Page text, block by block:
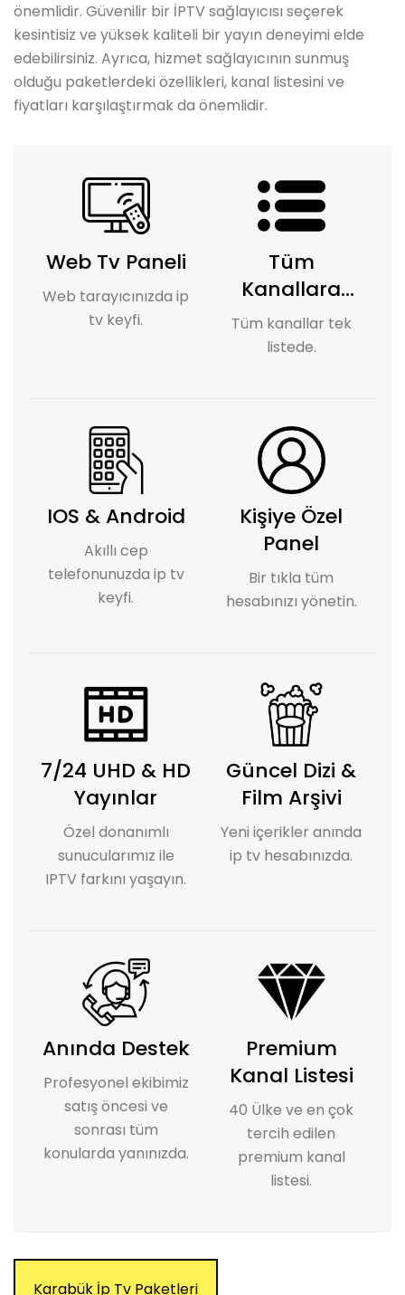
önemlidir. Güvenilir bir İPTV sağlayıcısı seçerek
kesintisiz ve yüksek kaliteli bir yayın deneyimi elde
edebilirsiniz. Ayrıca, hizmet sağlayıcının sunmuş
olduğu paketlerdeki özellikleri, kanal listesini ve
fiyatları karşılaştırmak da önemlidir.
Web Tv Paneli
Web tarayıcınızda ip
tv keyfi.
Tüm
Kanallara
Erişim
Tüm kanallar tek
listede.
IOS & Android
Akıllı cep
telefonunuzda ip tv
keyfi.
Kişiye Özel
Panel
Bir tıkla tüm
hesabınızı yönetin.
7/24 UHD & HD
Yayınlar
Özel donanımlı
sunucularımız ile
IPTV farkını yaşayın.
Güncel Dizi &
Film Arşivi
Yeni içerikler anında
ip tv hesabınızda.
Anında Destek
Profesyonel ekibimiz
satış öncesi ve
sonrası tüm
konularda yanınızda.
Premium
Kanal Listesi
40 Ülke ve en çok
tercih edilen
premium kanal
listesi.
Karabük İp Tv Paketleri